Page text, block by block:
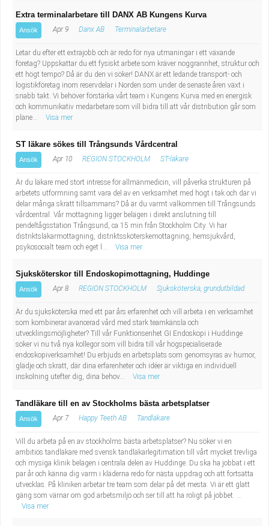
Extra terminalarbetare till DANX AB Kungens Kurva
Ansök Apr 9 Danx AB Terminalarbetare
Letar du efter ett extrajobb och är redo för nya utmaningar i ett växande
företag? Uppskattar du ett fysiskt arbete som kräver noggrannhet, struktur och
ett högt tempo? Då är du den vi söker! DANX är ett ledande transport- och
logistikföretag inom reservdelar i Norden som under de senaste åren växt i
snabb takt. Vi behöver förstärka vårt team i Kungens Kurva med en energisk
och kommunikativ medarbetare som vill bidra till att vår distribution går som
plane...
Visa mer
ST läkare sökes till Trångsunds Vårdcentral
Ansök Apr 10 REGION STOCKHOLM ST-läkare
Är du läkare med stort intresse för allmänmedicin, vill påverka strukturen på
arbetets utformning samt vara del av en verksamhet med högt i tak och där vi
delar många skratt tillsammans? Då är du varmt välkommen till Trångsunds
vårdcentral. Vår mottagning ligger belägen i direkt anslutning till
pendeltågsstation Trångsund, ca 15 min från Stockholm City. Vi har
distriktsläkarmottagning, distriktssköterskemottagning, hemsjukvård,
psykosocialt team och eget l...
Visa mer
Sjuksköterskor till Endoskopimottagning, Huddinge
Ansök Apr 8 REGION STOCKHOLM Sjuksköterska, grundutbildad
Är du sjuksköterska med ett par års erfarenhet och vill arbeta i en verksamhet
som kombinerar avancerad vård med stark teamkänsla och
utvecklingsmöjligheter? Till vår Funktionsenhet GI Endoskopi i Huddinge
söker vi nu två nya kollegor som vill bidra till vår högspecialiserade
endoskopiverksamhet! Du erbjuds en arbetsplats som genomsyras av humor,
glädje och skratt, där dina erfarenheter och idéer är viktiga en individuell
inskolning utefter dig, dina behov...
Visa mer
Tandläkare till en av Stockholms bästa arbetsplatser
Ansök Apr 7 Happy Teeth AB Tandläkare
Vill du arbeta på en av stockholms bästa arbetsplatser? Nu söker vi en
ambitiös tandläkare med svensk tandläkarlegitimation till vårt mycket trevliga
och mysiga klinik belägen i centrala delen av Huddinge. Du ska ha jobbat i ett
par år och känna dig varm i kläderna redo för nästa uppdrag och att fortsätta
utvecklas. På kliniken arbetar tre team som delar på det mesta. Vi är ett glatt
gäng som värnar om god arbetsmiljö och ser till att ha roligt på jobbet. ...
Visa mer